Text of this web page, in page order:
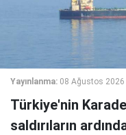
Yayınlanma: 08 Ağustos 2026
Türkiye'nin
saldırıların